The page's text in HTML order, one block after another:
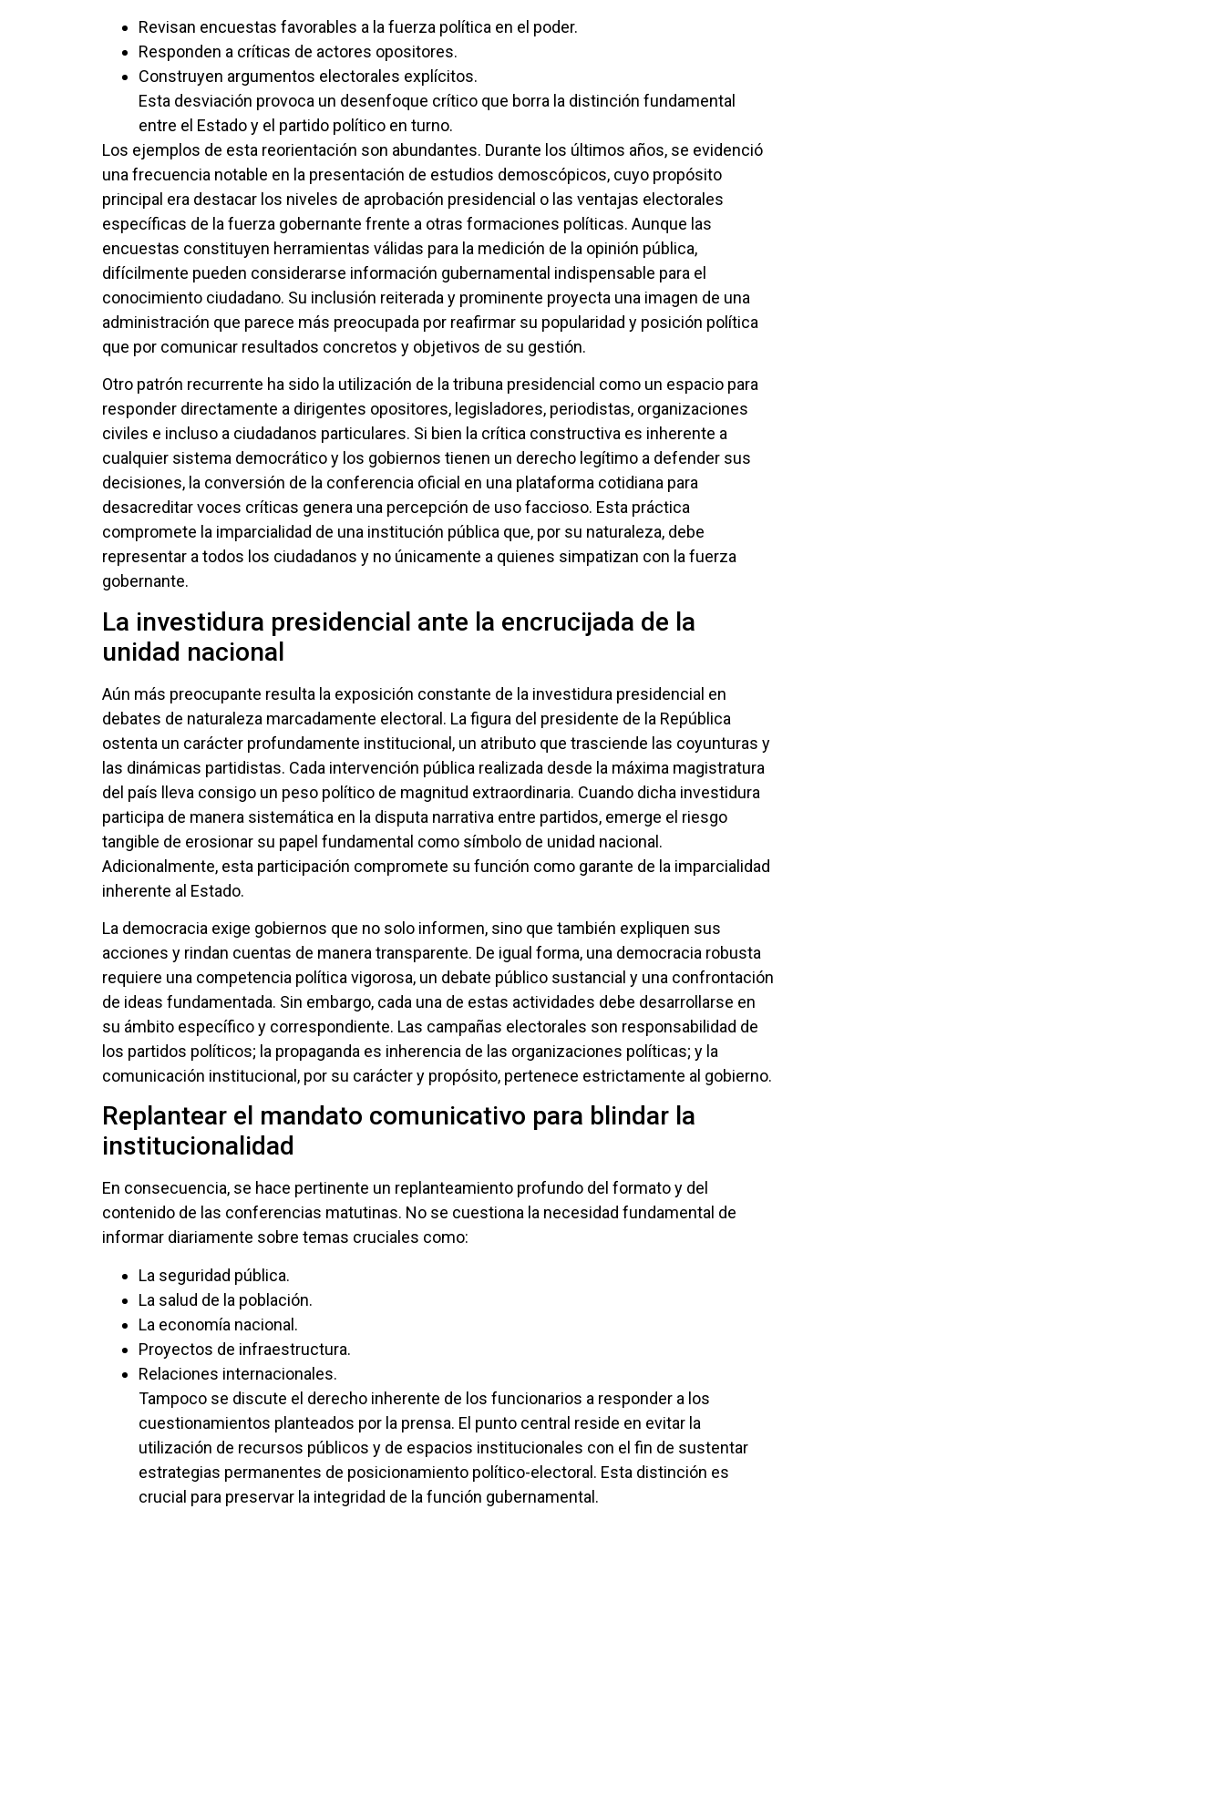
Revisan encuestas favorables a la fuerza política en el poder.
Responden a críticas de actores opositores.
Construyen argumentos electorales explícitos.
Esta desviación provoca un desenfoque crítico que borra la distinción fundamental
entre el Estado y el partido político en turno.
Los ejemplos de esta reorientación son abundantes. Durante los últimos años, se evidenció
una frecuencia notable en la presentación de estudios demoscópicos, cuyo propósito
principal era destacar los niveles de aprobación presidencial o las ventajas electorales
específicas de la fuerza gobernante frente a otras formaciones políticas. Aunque las
encuestas constituyen herramientas válidas para la medición de la opinión pública,
difícilmente pueden considerarse información gubernamental indispensable para el
conocimiento ciudadano. Su inclusión reiterada y prominente proyecta una imagen de una
administración que parece más preocupada por reafirmar su popularidad y posición política
que por comunicar resultados concretos y objetivos de su gestión.
Otro patrón recurrente ha sido la utilización de la tribuna presidencial como un espacio para
responder directamente a dirigentes opositores, legisladores, periodistas, organizaciones
civiles e incluso a ciudadanos particulares. Si bien la crítica constructiva es inherente a
cualquier sistema democrático y los gobiernos tienen un derecho legítimo a defender sus
decisiones, la conversión de la conferencia oficial en una plataforma cotidiana para
desacreditar voces críticas genera una percepción de uso faccioso. Esta práctica
compromete la imparcialidad de una institución pública que, por su naturaleza, debe
representar a todos los ciudadanos y no únicamente a quienes simpatizan con la fuerza
gobernante.
La investidura presidencial ante la encrucijada de la
unidad nacional
Aún más preocupante resulta la exposición constante de la investidura presidencial en
debates de naturaleza marcadamente electoral. La figura del presidente de la República
ostenta un carácter profundamente institucional, un atributo que trasciende las coyunturas y
las dinámicas partidistas. Cada intervención pública realizada desde la máxima magistratura
del país lleva consigo un peso político de magnitud extraordinaria. Cuando dicha investidura
participa de manera sistemática en la disputa narrativa entre partidos, emerge el riesgo
tangible de erosionar su papel fundamental como símbolo de unidad nacional.
Adicionalmente, esta participación compromete su función como garante de la imparcialidad
inherente al Estado.
La democracia exige gobiernos que no solo informen, sino que también expliquen sus
acciones y rindan cuentas de manera transparente. De igual forma, una democracia robusta
requiere una competencia política vigorosa, un debate público sustancial y una confrontación
de ideas fundamentada. Sin embargo, cada una de estas actividades debe desarrollarse en
su ámbito específico y correspondiente. Las campañas electorales son responsabilidad de
los partidos políticos; la propaganda es inherencia de las organizaciones políticas; y la
comunicación institucional, por su carácter y propósito, pertenece estrictamente al gobierno.
Replantear el mandato comunicativo para blindar la
institucionalidad
En consecuencia, se hace pertinente un replanteamiento profundo del formato y del
contenido de las conferencias matutinas. No se cuestiona la necesidad fundamental de
informar diariamente sobre temas cruciales como:
La seguridad pública.
La salud de la población.
La economía nacional.
Proyectos de infraestructura.
Relaciones internacionales.
Tampoco se discute el derecho inherente de los funcionarios a responder a los
cuestionamientos planteados por la prensa. El punto central reside en evitar la
utilización de recursos públicos y de espacios institucionales con el fin de sustentar
estrategias permanentes de posicionamiento político-electoral. Esta distinción es
crucial para preservar la integridad de la función gubernamental.